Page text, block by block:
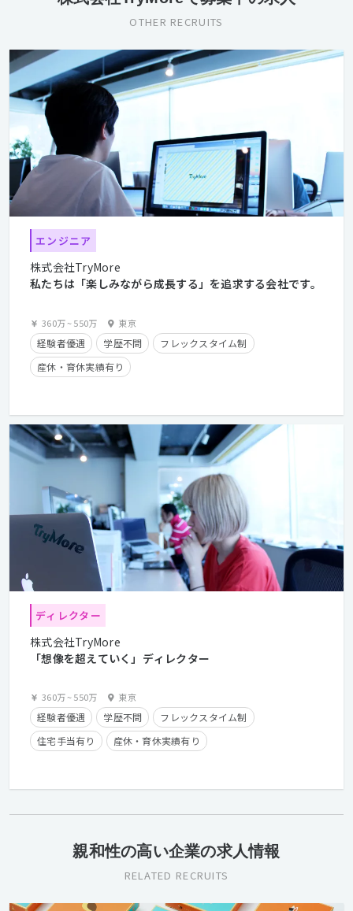
OTHER RECRUITS
エンジニア
株式会社TryMore
私たちは「楽しみながら成長する」を追求する会社です。
360万~550万 東京
経験者優遇 学歴不問
フレックスタイム制
産休・育休実績有り
ディレクター
株式会社TryMore
「想像を超えていく」ディレクター
360万~550万 東京
経験者優遇 学歴不問
フレックスタイム制
住宅手当有り
産休・育休実績有り
親和性の高い企業の求人情報
RELATED RECRUITS